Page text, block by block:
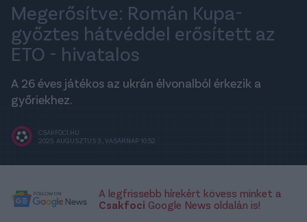
Megerősítve: Román Kupa-
győztes hátvéddel erősített az
ETO - hivatalos
A 26 éves játékos az ukrán élvonalból érkezik a
győriekhez.
CSAKFOCI.HU
2025. AUGUSZTUS 3., VASÁRNAP 10:52
A legfrissebb hírekért kövess minket a
Csakfoci Google News oldalán is!